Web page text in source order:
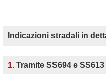
Indicazioni stradali in
1. Tramite SS694 e